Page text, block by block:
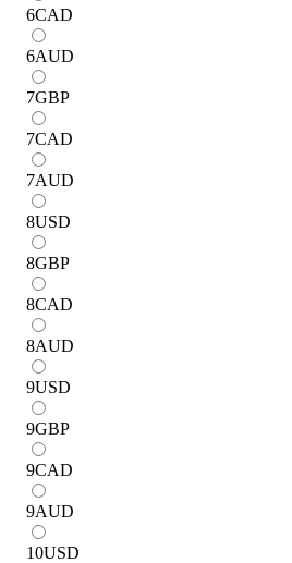
6CAD
6AUD
7GBP
7CAD
7AUD
8USD
8GBP
8CAD
8AUD
9USD
9GBP
9CAD
9AUD
10USD